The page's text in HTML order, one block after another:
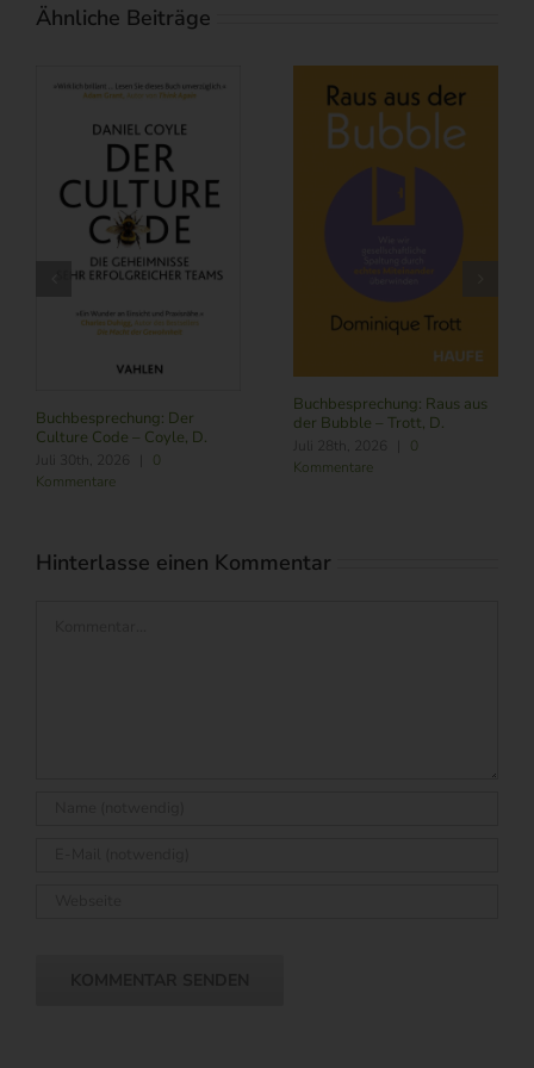
Ähnliche Beiträge
Buchbesprechung: Der
Culture Code – Coyle, D.
Juli 30th, 2026
0
Kommentare
Buchbesprechung: Raus aus
der Bubble – Trott, D.
Juli 28th, 2026
0
Kommentare
Hinterlasse einen Kommentar